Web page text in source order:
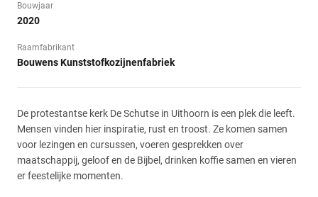
Bouwjaar
2020
Raamfabrikant
Bouwens Kunststofkozijnenfabriek
De protestantse kerk De Schutse in Uithoorn is een plek die leeft.
Mensen vinden hier inspiratie, rust en troost. Ze komen samen
voor lezingen en cursussen, voeren gesprekken over
maatschappij, geloof en de Bijbel, drinken koffie samen en vieren
er feestelijke momenten.